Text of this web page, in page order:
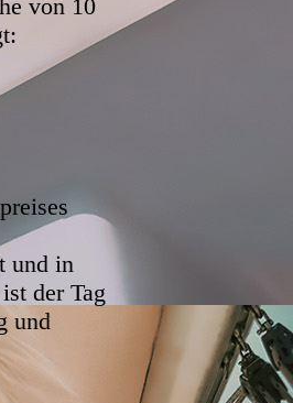
von 10
und in
der Tag
und